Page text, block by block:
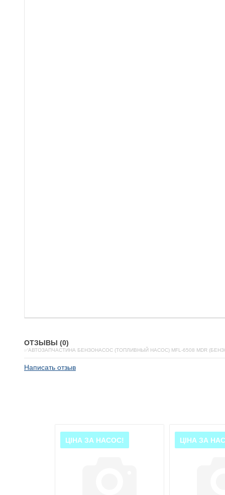
ОТЗЫВЫ (0)
✅АВТОЗАПЧАСТИНА БЕНЗОНАСОС (ТОПЛИВНЫЙ НАСОС) MFL-6508 MDR
Написать отзыв
ЦІНА ЗА НАСОС! ЦІНА ЗА